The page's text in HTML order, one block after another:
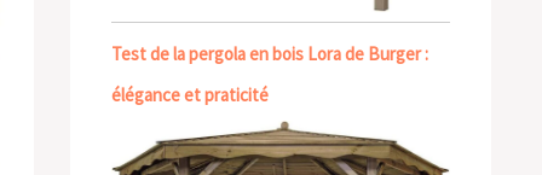
Test de la pergola en bois Lora de Burger :
élégance et praticité